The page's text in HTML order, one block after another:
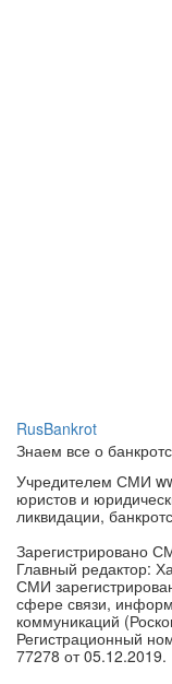
RusBankrot
Знаем все о
Учредителем СМИ
юристов и
ликвидации,
Зарегистрировано
Главный редактор:
СМИ
сфере связи,
коммуникаций
Регистрационный
77278 от 05.12.2019.